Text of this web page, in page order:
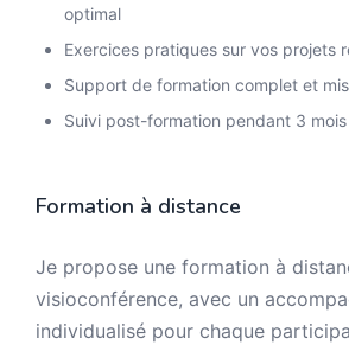
optimal
Exercices pratiques sur vos projets
Support de formation complet et
Suivi post-formation pendant 3 mois
Formation à distance
Je propose une formation à
visioconférence, avec un
individualisé pour chaque